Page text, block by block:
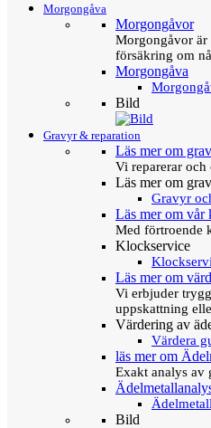
Morgongåva
Morgongåvor
Morgongåvor är
försäkring om
Morgongåva
Bild
Gravyr & reparation
Läs mer om
Vi reparerar och
Läs mer om
Gravyr
Läs mer om vår
Med förtroende
Klockservice
Läs mer om
Vi erbjuder
uppskattning
Värdering av
Värdera
läs mer om
Exakt analys av
Bild